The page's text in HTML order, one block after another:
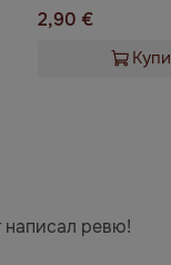
2,90 €
Купи
написал ревю!